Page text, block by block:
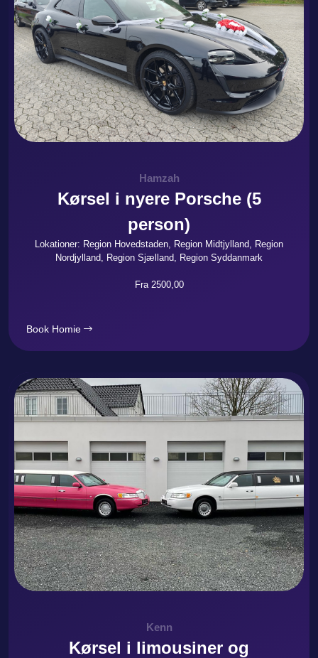
Hamzah
Kørsel i nyere Porsche (5
person)
Lokationer: Region Hovedstaden, Region Midtjylland, Region
Nordjylland, Region Sjælland, Region Syddanmark
Fra 2500,00
Book Homie
Kenn
Kørsel i limousiner og